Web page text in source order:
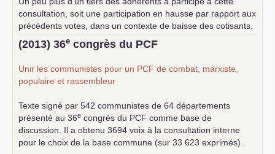
consultation, soit une participation en hausse par rapport aux
précédents votes, dans un contexte de baisse des cotisants.
... lire la suite
(2013) 36e congrès du PCF
Unir les communistes pour un PCF de combat, marxiste,
populaire et rassembleur
Texte signé par 542 communistes de 64 départements
présenté au 36e congrès du PCF comme base de
discussion. Il a obtenu 3694 voix à la consultation interne
pour le choix de la base commune (sur 33 623 exprimés) .